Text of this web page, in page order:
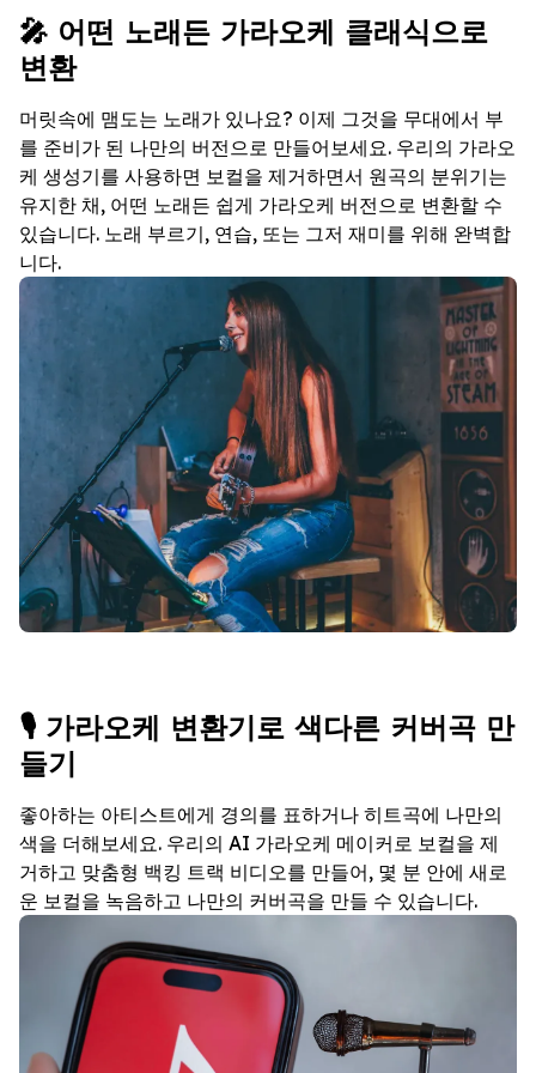
🎤 어떤 노래든 가라오케 클래식으로
변환
머릿속에 맴도는 노래가 있나요? 이제 그것을 무대에서 부
를 준비가 된 나만의 버전으로 만들어보세요. 우리의 가라오
케 생성기를 사용하면 보컬을 제거하면서 원곡의 분위기는
유지한 채, 어떤 노래든 쉽게 가라오케 버전으로 변환할 수
있습니다. 노래 부르기, 연습, 또는 그저 재미를 위해 완벽합
니다.
🎙️ 가라오케 변환기로 색다른 커버곡 만
들기
좋아하는 아티스트에게 경의를 표하거나 히트곡에 나만의
색을 더해보세요. 우리의 AI 가라오케 메이커로 보컬을 제
거하고 맞춤형 백킹 트랙 비디오를 만들어, 몇 분 안에 새로
운 보컬을 녹음하고 나만의 커버곡을 만들 수 있습니다.